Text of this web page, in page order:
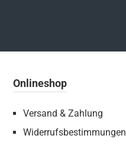
Onlineshop
Versand & Zahlung
Widerrufsbestimmungen